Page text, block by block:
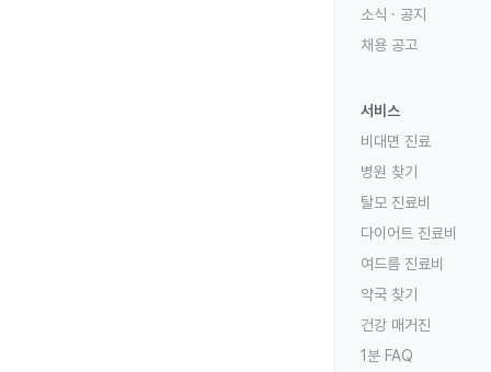
소식 · 공지
채용 공고
서비스
비대면 진료
병원 찾기
탈모 진료비
다이어트 진료비
여드름 진료비
약국 찾기
건강 매거진
1분 FAQ